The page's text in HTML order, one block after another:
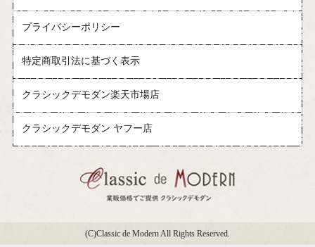
プライバシーポリシー
特定商取引法に基づく表示
クラシックデモダン楽天市場店
クラシックデモダン ヤフー店
(C)Classic de Modern All Rights Reserved.